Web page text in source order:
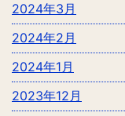
2024年3月
2024年2月
2024年1月
2023年12月